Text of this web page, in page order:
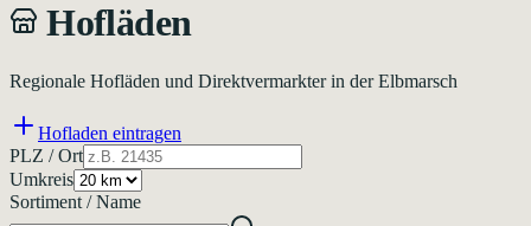
Hofläden
Regionale Hofläden und Direktvermarkter in der Elbmarsch
Hofladen eintragen
PLZ / Ort
Umkreis
Sortiment / Name